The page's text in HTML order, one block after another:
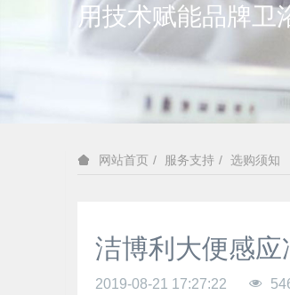
用技术赋能品牌卫
网站首页 服务支持 选购须知
洁博利大便感
2019-08-21 17:27:22